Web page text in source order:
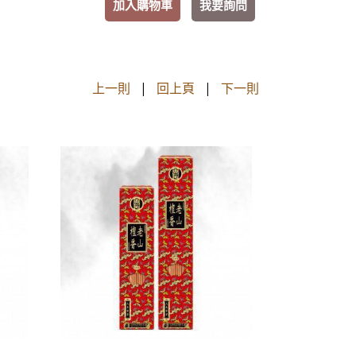
加入購物車 我要詢問
上一則 | 回上頁 | 下一則